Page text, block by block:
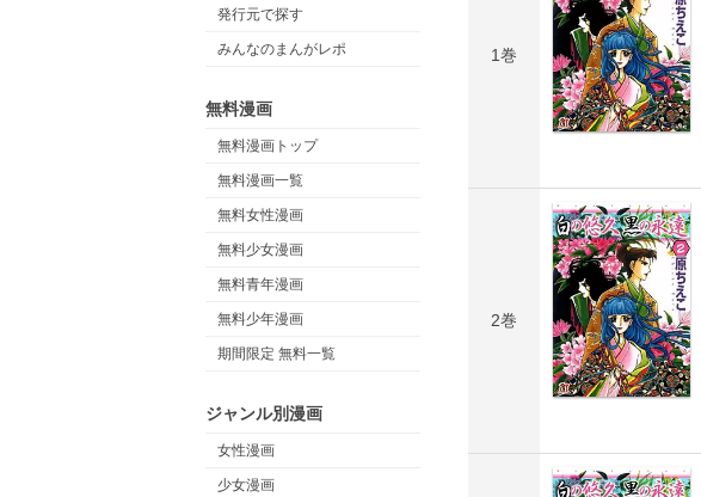
発行元で探す
みんなのまんがレポ
無料漫画
無料漫画トップ
無料漫画一覧
無料女性漫画
無料少女漫画
無料青年漫画
無料少年漫画
期間限定 無料一覧
ジャンル別漫画
女性漫画
少女漫画
1巻
2巻